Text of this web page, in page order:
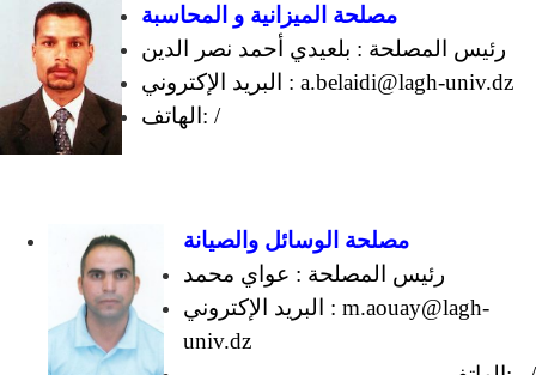
مصلحة الميزانية و المحاسبة
رئيس المصلحة : بلعيدي أحمد نصر الدين
البريد الإكتروني : a.belaidi@lagh-univ.dz
الهاتف: /
مصلحة الوسائل والصيانة
رئيس المصلحة : عواي محمد
البريد الإكتروني : m.aouay@lagh-
univ.dz